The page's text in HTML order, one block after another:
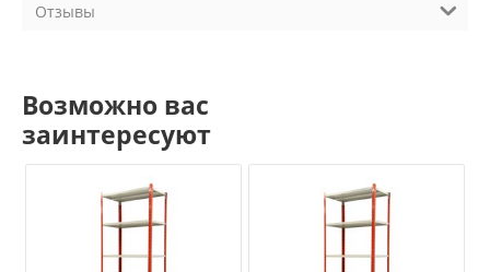
Отзывы
Возможно вас
заинтересуют